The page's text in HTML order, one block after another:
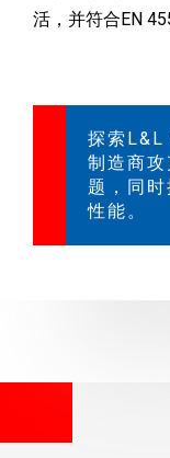
活，并符合EN
探索L&L
制造商
题，同
性能。